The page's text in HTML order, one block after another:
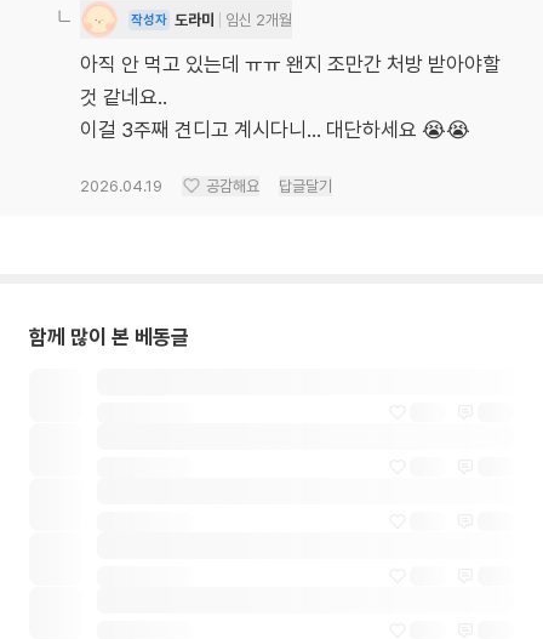
작성자 도라미 임신 2개월
아직 안 먹고 있는데 ㅠㅠ 왠지 조만간 처방 받아야할
것 같네요..
이걸 3주째 견디고 계시다니… 대단하세요 😭😭
2026.04.19 공감해요 답글달기
함께 많이 본 베동글